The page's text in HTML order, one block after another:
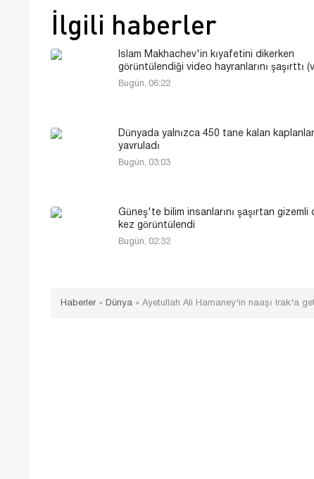
İlgili haberler
Islam Makhachev'in kıyafetini dikerken
görüntülendiği video hayranlarını şaşırttı
Bugün, 06:22
Dünyada yalnızca 450 tane kalan kaplanlar
yavruladı
Bugün, 03:03
Güneş'te bilim insanlarını şaşırtan gizemli
kez görüntülendi
Bugün, 02:32
Haberler» Dünya » Ayetullah Ali Hamaney'in naaşı Irak'a